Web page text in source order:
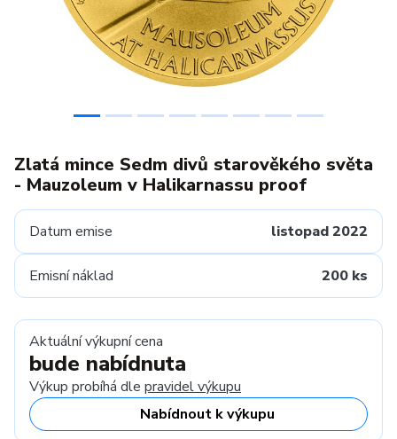
Zlatá mince Sedm divů starověkého světa
- Mauzoleum v Halikarnassu proof
Datum emise listopad 2022
Emisní náklad 200 ks
Aktuální výkupní cena
bude nabídnuta
Výkup probíhá dle pravidel výkupu
Nabídnout k výkupu